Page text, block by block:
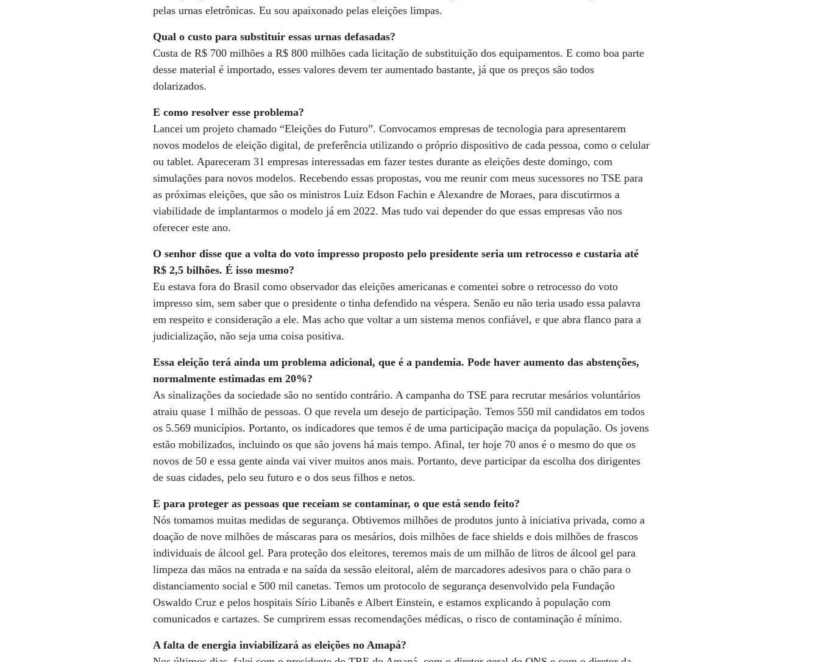
pelas urnas eletrônicas. Eu sou apaixonado pelas eleições limpas.
Qual o custo para substituir essas urnas defasadas?
Custa de R$ 700 milhões a R$ 800 milhões cada licitação de substituição dos equipamentos. E como boa parte
desse material é importado, esses valores devem ter aumentado bastante, já que os preços são todos
dolarizados.
E como resolver esse problema?
Lancei um projeto chamado “Eleições do Futuro”. Convocamos empresas de tecnologia para apresentarem
novos modelos de eleição digital, de preferência utilizando o próprio dispositivo de cada pessoa, como o celular
ou tablet. Apareceram 31 empresas interessadas em fazer testes durante as eleições deste domingo, com
simulações para novos modelos. Recebendo essas propostas, vou me reunir com meus sucessores no TSE para
as próximas eleições, que são os ministros Luiz Edson Fachin e Alexandre de Moraes, para discutirmos a
viabilidade de implantarmos o modelo já em 2022. Mas tudo vai depender do que essas empresas vão nos
oferecer este ano.
O senhor disse que a volta do voto impresso proposto pelo presidente seria um retrocesso e custaria até
R$ 2,5 bilhões. É isso mesmo?
Eu estava fora do Brasil como observador das eleições americanas e comentei sobre o retrocesso do voto
impresso sim, sem saber que o presidente o tinha defendido na véspera. Senão eu não teria usado essa palavra
em respeito e consideração a ele. Mas acho que voltar a um sistema menos confiável, e que abra flanco para a
judicialização, não seja uma coisa positiva.
Essa eleição terá ainda um problema adicional, que é a pandemia. Pode haver aumento das abstenções,
normalmente estimadas em 20%?
As sinalizações da sociedade são no sentido contrário. A campanha do TSE para recrutar mesários voluntários
atraiu quase 1 milhão de pessoas. O que revela um desejo de participação. Temos 550 mil candidatos em todos
os 5.569 municípios. Portanto, os indicadores que temos é de uma participação maciça da população. Os jovens
estão mobilizados, incluindo os que são jovens há mais tempo. Afinal, ter hoje 70 anos é o mesmo do que os
novos de 50 e essa gente ainda vai viver muitos anos mais. Portanto, deve participar da escolha dos dirigentes
de suas cidades, pelo seu futuro e o dos seus filhos e netos.
E para proteger as pessoas que receiam se contaminar, o que está sendo feito?
Nós tomamos muitas medidas de segurança. Obtivemos milhões de produtos junto à iniciativa privada, como a
doação de nove milhões de máscaras para os mesários, dois milhões de face shields e dois milhões de frascos
individuais de álcool gel. Para proteção dos eleitores, teremos mais de um milhão de litros de álcool gel para
limpeza das mãos na entrada e na saída da sessão eleitoral, além de marcadores adesivos para o chão para o
distanciamento social e 500 mil canetas. Temos um protocolo de segurança desenvolvido pela Fundação
Oswaldo Cruz e pelos hospitais Sírio Libanês e Albert Einstein, e estamos explicando à população com
comunicados e cartazes. Se cumprirem essas recomendações médicas, o risco de contaminação é mínimo.
A falta de energia inviabilizará as eleições no Amapá?